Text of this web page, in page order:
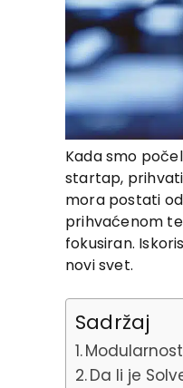
Kada smo
startap,
mora postati
prihvaćenom
fokusiran.
novi svet.
Sadržaj
Da li je